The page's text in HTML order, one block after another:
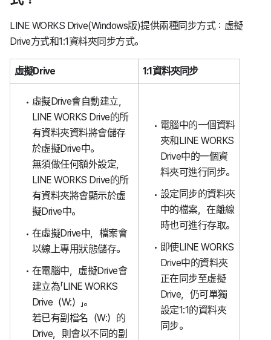
LINE WORKS Drive(Windows版)提供兩種同步方式：虛擬
Drive方式和1:1資料夾同步方式。
虛擬Drive 1:1資料夾同步
虛擬Drive會自動建立，
LINE WORKS Drive的所
有資料夾資料將會儲存
於虛擬Drive中。
無須做任何額外設定，
LINE WORKS Drive的所
有資料夾將會顯示於虛
擬Drive中。
在虛擬Drive中，檔案會
以線上專用狀態儲存。
在電腦中，虛擬Drive會
建立為「LINE WORKS
Drive（W:）」。
若已有副檔名（W:）的
Drive，則會以不同的副
電腦中的一個資料
夾和LINE WORKS
Drive中的一個資
料夾可進行同步。
設定同步的資料夾
中的檔案，在離線
時也可進行存取。
即使LINE WORKS
Drive中的資料夾
正在同步至虛擬
Drive，仍可單獨
設定1:1的資料夾
同步。